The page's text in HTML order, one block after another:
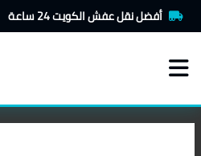
أفضل نقل عفش الكويت 24 ساعة تخطي
إلى